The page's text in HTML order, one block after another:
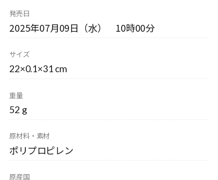
発売日
2025年07月09日（水） 10時00分
サイズ
22×0.1×31 cm
重量
52 g
原材料・素材
ポリプロピレン
原産国